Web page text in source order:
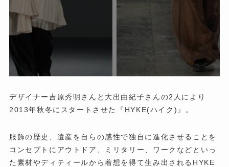
デザイナー吉原秀明さんと大出由紀子さんの2人により
2013年秋冬にスタートさせた『HYKE(ハイク)』。
服飾の歴史、遺産を自らの感性で独自に進化させることを
コンセプトにアウトドア、ミリタリー、ワークなどといっ
た素材やディティールから着想を得て生み出されるHYKE